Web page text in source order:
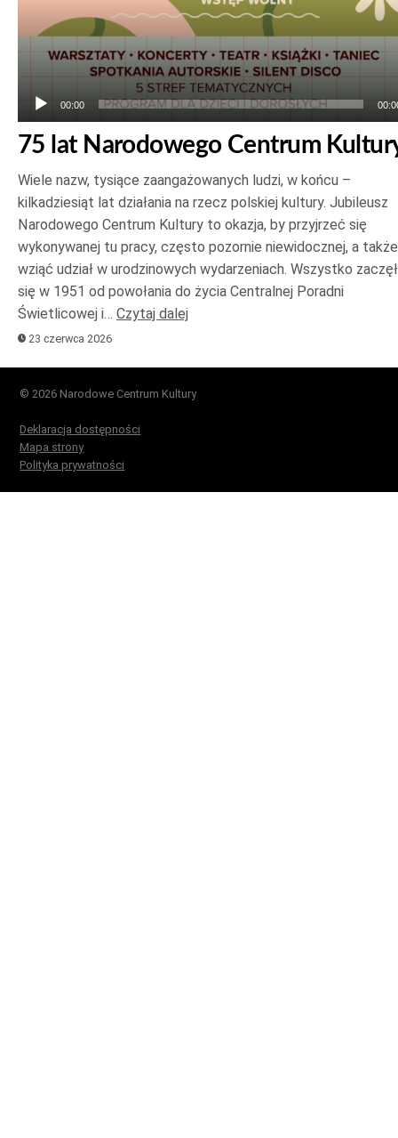
00:00
75 lat Narodowego Centrum
Wiele nazw, tysiące zaangażowanych ludzi, w końcu –
kilkadziesiąt lat działania na rzecz polskiej kultury. Jubileusz
Narodowego Centrum Kultury to okazja, by przyjrzeć się
wykonywanej tu pracy, często pozornie niewidocznej, a także
wziąć udział w urodzinowych wydarzeniach. Wszystko
się w 1951 od powołania do życia Centralnej Poradni
Świetlicowej i… Czytaj dalej
23 czerwca 2026
© 2026 Narodowe Centrum Kultury
Deklaracja dostępności
Mapa strony
Polityka prywatności